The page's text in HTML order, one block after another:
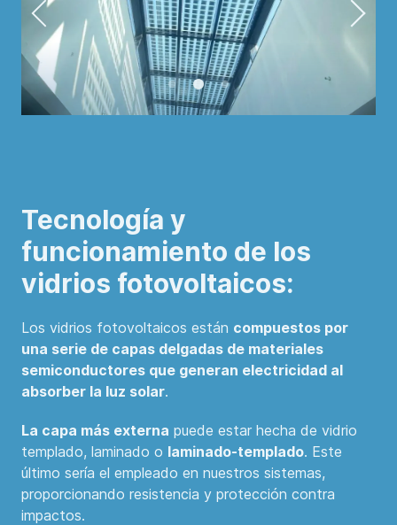
Tecnología y
funcionamiento de los
vidrios fotovoltaicos:
Los vidrios fotovoltaicos están compuestos por
una serie de capas delgadas de materiales
semiconductores que generan electricidad al
absorber la luz solar.
La capa más externa puede estar hecha de vidrio
templado, laminado o laminado-templado. Este
último sería el empleado en nuestros sistemas,
proporcionando resistencia y protección contra
impactos.